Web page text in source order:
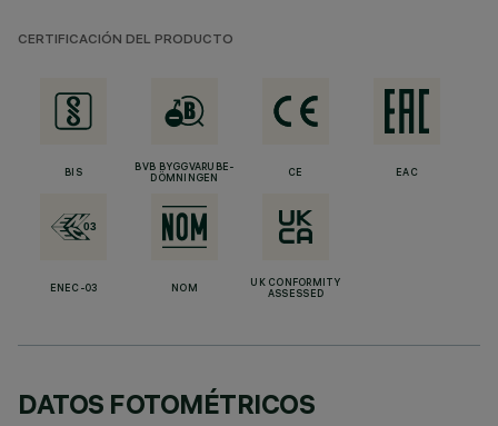
CERTIFICACIÓN DEL PRODUCTO
BIS
BVB BYGGVARUBE-
DÖMNINGEN
CE EAC
ENEC-03 NOM
UK CONFORMITY
ASSESSED
DATOS FOTOMÉTRICOS